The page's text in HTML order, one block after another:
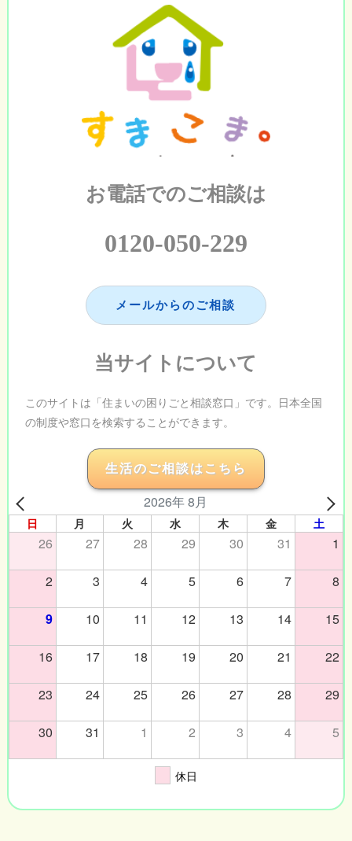
お電話でのご相談は
0120-050-229
メールからのご相談
当サイトについて
このサイトは「住まいの困りごと相談窓口」です。日本全国
の制度や窓口を検索することができます。
生活のご相談はこちら
2026年 8月
日 月 火 水 木 金 土
26 27 28 29 30 31 1
2 3 4 5 6 7 8
9 10 11 12 13 14 15
16 17 18 19 20 21 22
23 24 25 26 27 28 29
30 31 1 2 3 4 5
休日